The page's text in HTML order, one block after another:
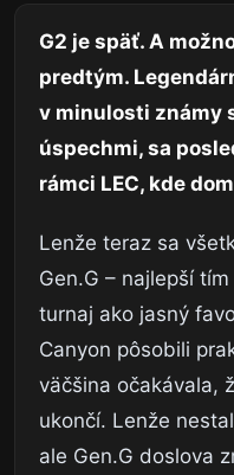
G2 je späť. A
predtým.
v minulosti známy
úspechmi, sa
rámci LEC, kde
Lenže teraz sa
Gen.G – najlepší
turnaj ako jasný
Canyon pôsobili
väčšina očakávala,
ukončí. Lenže
ale Gen.G doslova